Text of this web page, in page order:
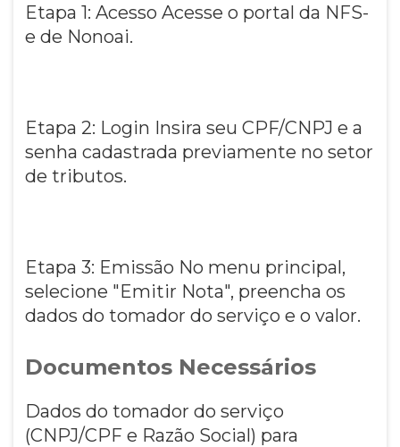
Etapa 1: Acesso Acesse o portal da NFS-
e de Nonoai.
Etapa 2: Login Insira seu CPF/CNPJ e a
senha cadastrada previamente no setor
de tributos.
Etapa 3: Emissão No menu principal,
selecione "Emitir Nota", preencha os
dados do tomador do serviço e o valor.
Documentos Necessários
Dados do tomador do serviço
(CNPJ/CPF e Razão Social) para